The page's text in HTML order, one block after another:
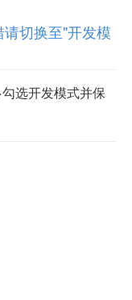
切换至"开发模
选开发模式并保